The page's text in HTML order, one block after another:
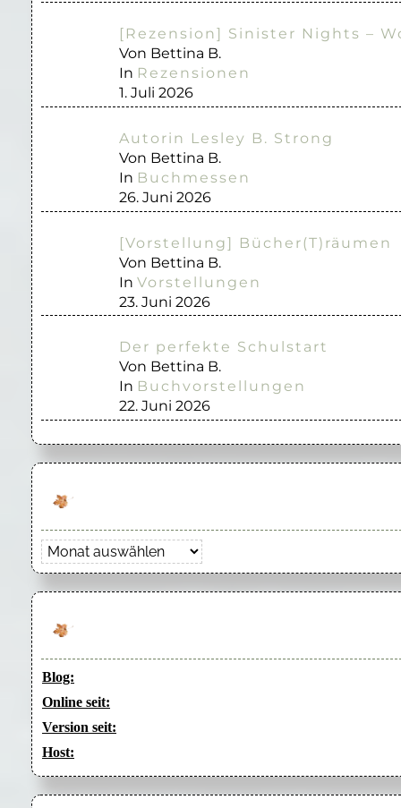
[Rezension] Sinister Nights –
Von Bettina B.
In Rezensionen
1. Juli 2026
Autorin Lesley B. Strong
Von Bettina B.
In Buchmessen
26. Juni 2026
[Vorstellung] Bücher(T)räumen
Von Bettina B.
In Vorstellungen
23. Juni 2026
Der perfekte Schulstart
Von Bettina B.
In Buchvorstellungen
22. Juni 2026
Archiv
Blog:
Online seit:
Version seit:
Host: